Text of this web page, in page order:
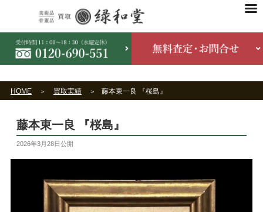
HOME 買取実績 藤本東一良 『桜島』
藤本東一良 『桜島』
2026年3月28日公開